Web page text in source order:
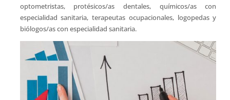
optometristas, protésicos/as dentales, químicos/as con
especialidad sanitaria, terapeutas ocupacionales, logopedas y
biólogos/as con especialidad sanitaria.